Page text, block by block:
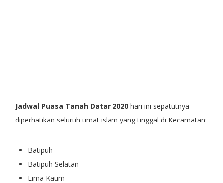
Jadwal Puasa Tanah Datar 2020hari ini sepatutnya
diperhatikan seluruh umat islam yang tinggal di Kecamatan:
Batipuh
Batipuh Selatan
Lima Kaum